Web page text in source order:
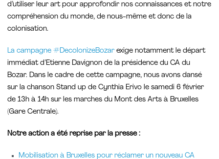
d’utiliser leur art pour approfondir nos connaissances et notre
compréhension du monde, de nous-même et donc de la
colonisation.
La campagne #DecolonizeBozar exige notamment le départ
immédiat d’Etienne Davignon de la présidence du CA du
Bozar. Dans le cadre de cette campagne, nous avons dansé
sur la chanson Stand up de Cynthia Erivo le samedi 6 février
de 13h à 14h sur les marches du Mont des Arts à Bruxelles
(Gare Centrale).
Notre action a été reprise par la presse :
Mobilisation à Bruxelles pour réclamer un nouveau CA